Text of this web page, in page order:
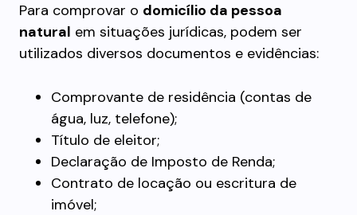
Para comprovar o domicílio da pessoa
natural em situações jurídicas, podem ser
utilizados diversos documentos e evidências:
Comprovante de residência (contas de
água, luz, telefone);
Título de eleitor;
Declaração de Imposto de Renda;
Contrato de locação ou escritura de
imóvel;